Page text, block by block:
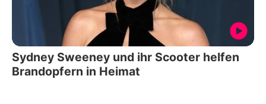
Sydney Sweeney und ihr Scooter helfen
Brandopfern in Heimat